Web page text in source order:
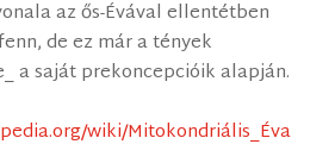
az ős-Évával ellentétben
de ez már a tények
a saját prekoncepcióik alapján.
wiki/Mitokondriális_Éva